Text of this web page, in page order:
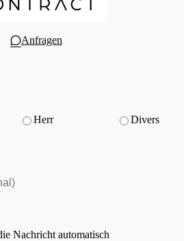
Anfragen
Herr
Divers
Nachricht automatisch